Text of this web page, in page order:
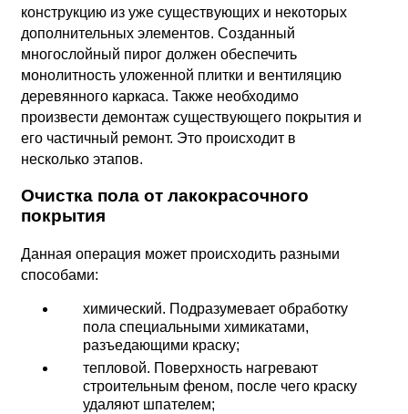
конструкцию из уже существующих и некоторых
дополнительных элементов. Созданный
многослойный пирог должен обеспечить
монолитность уложенной плитки и вентиляцию
деревянного каркаса. Также необходимо
произвести демонтаж существующего покрытия и
его частичный ремонт. Это происходит в
несколько этапов.
Очистка пола от лакокрасочного
покрытия
Данная операция может происходить разными
способами:
химический. Подразумевает обработку
пола специальными химикатами,
разъедающими краску;
тепловой. Поверхность нагревают
строительным феном, после чего краску
удаляют шпателем;